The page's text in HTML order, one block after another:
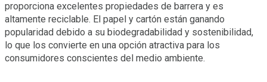
proporciona excelentes propiedades de barrera y es
altamente reciclable. El papel y cartón están ganando
popularidad debido a su biodegradabilidad y sostenibilidad,
lo que los convierte en una opción atractiva para los
consumidores conscientes del medio ambiente.